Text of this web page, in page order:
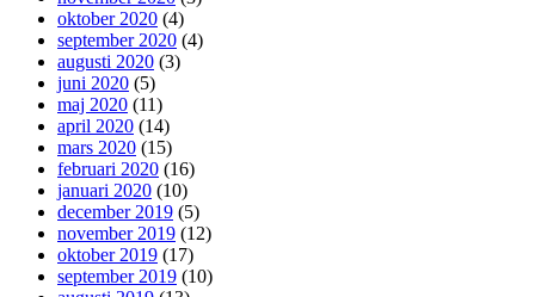
oktober 2020 (4)
september 2020 (4)
augusti 2020 (3)
juni 2020 (5)
maj 2020 (11)
april 2020 (14)
mars 2020 (15)
februari 2020 (16)
januari 2020 (10)
december 2019 (5)
november 2019 (12)
oktober 2019 (17)
september 2019 (10)